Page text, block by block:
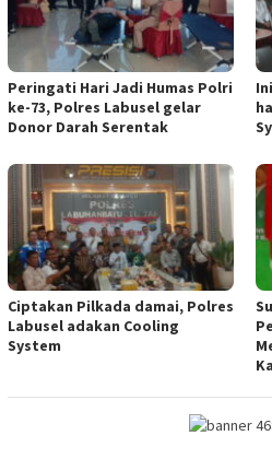
Peringati Hari Jadi Humas Polri
ke-73, Polres Labusel gelar
Donor Darah Serentak
Ciptakan Pilkada damai, Polres
Labusel adakan Cooling
System